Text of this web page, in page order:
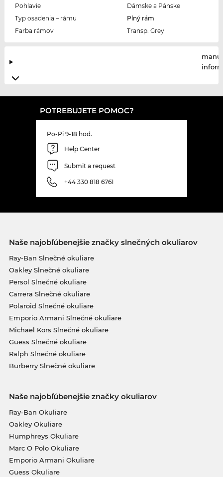
Pohlavie
Dámske a Pánske
Typ osadenia – rámu
Plný rám
Farba rámov
Transp. Grey
POTREBUJETE POMOC?
Po-Pi 9-18 hod.
Help Center
Submit a request
+44 330 818 6761
Naše najobľúbenejšie značky slnečných okuliarov
Ray-Ban Slnečné okuliare
Oakley Slnečné okuliare
Persol Slnečné okuliare
Carrera Slnečné okuliare
Polaroid Slnečné okuliare
Emporio Armani Slnečné okuliare
Michael Kors Slnečné okuliare
Guess Slnečné okuliare
Ralph Slnečné okuliare
Burberry Slnečné okuliare
Naše najobľúbenejšie značky okuliarov
Ray-Ban Okuliare
Oakley Okuliare
Humphreys Okuliare
Marc O Polo Okuliare
Emporio Armani Okuliare
Guess Okuliare